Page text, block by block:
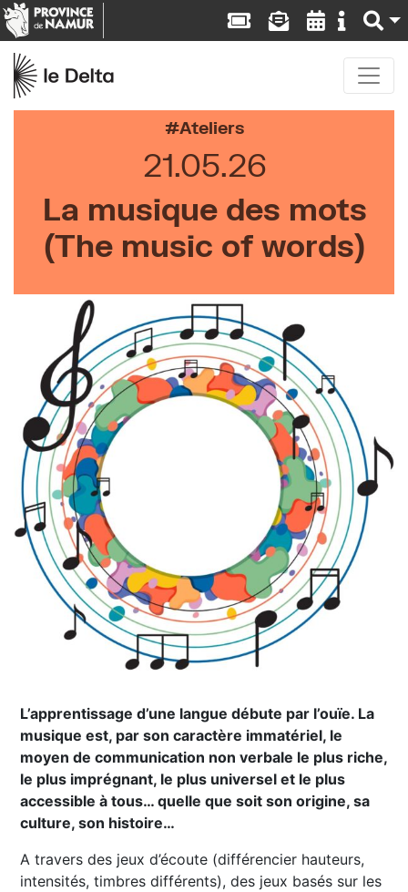
Ateliers
21.05.26
La musique des mots
(The music of words)
L’apprentissage d’une langue débute par l’ouïe. La
musique est, par son caractère immatériel, le
moyen de communication non verbale le plus riche,
le plus imprégnant, le plus universel et le plus
accessible à tous… quelle que soit son origine, sa
culture, son histoire…
A travers des jeux d’écoute (différencier hauteurs,
intensités, timbres différents), des jeux basés sur les